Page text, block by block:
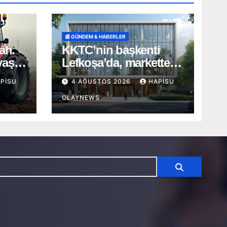
📰 GÜNDEM & HABERLER
KKTC’nin başkenti
Lefkoşa’da, markette
SALDIRI
4 AĞUSTOS 2026 HAPISU
OLAYNEWS